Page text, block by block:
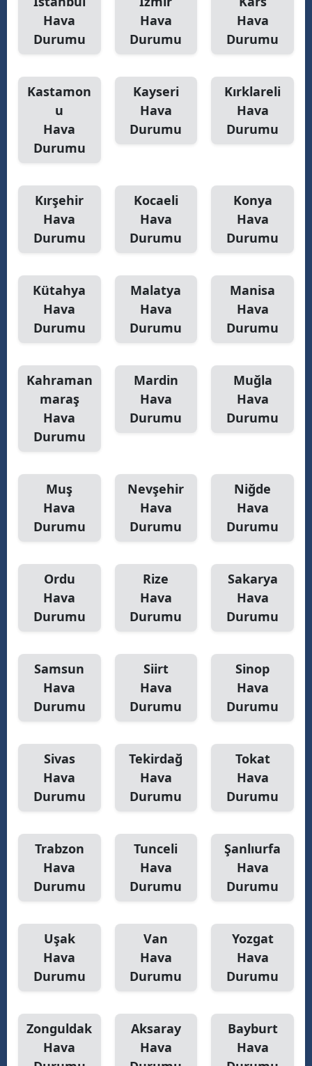
Hava
Durumu
Hava
Durumu
Hava
Durumu
Kastamon
u
Hava
Durumu
Kayseri
Hava
Durumu
Kırklareli
Hava
Durumu
Kırşehir
Hava
Durumu
Kocaeli
Hava
Durumu
Konya
Hava
Durumu
Kütahya
Hava
Durumu
Malatya
Hava
Durumu
Manisa
Hava
Durumu
Kahraman
maraş
Hava
Durumu
Mardin
Hava
Durumu
Muğla
Hava
Durumu
Muş
Hava
Durumu
Nevşehir
Hava
Durumu
Niğde
Hava
Durumu
Ordu
Hava
Durumu
Rize
Hava
Durumu
Sakarya
Hava
Durumu
Samsun
Hava
Durumu
Siirt
Hava
Durumu
Sinop
Hava
Durumu
Sivas
Hava
Durumu
Tekirdağ
Hava
Durumu
Tokat
Hava
Durumu
Trabzon
Hava
Durumu
Tunceli
Hava
Durumu
Şanlıurfa
Hava
Durumu
Uşak
Hava
Durumu
Van
Hava
Durumu
Yozgat
Hava
Durumu
Zonguldak
Hava
Aksaray
Hava
Bayburt
Hava